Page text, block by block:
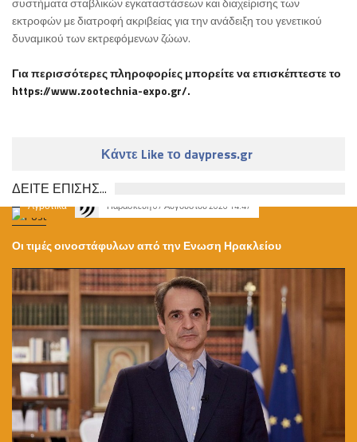
εκτροφών με διατροφή ακριβείας για την ανάδειξη του γενετικού
δυναμικού των εκτρεφόμενων ζώων.
Για περισσότερες πληροφορίες μπορείτε να επισκέπτεστε το
https://www.zootechnia-expo.gr/.
Κάντε Like το daypress.gr
ΔΕΙΤΕ ΕΠΙΣΗΣ...
Αγροτικά Παρασκευή 07 Αυγούστου 2026 14:47
Οι τιμές οινοστάφυλων από την Ενωση Ηρακλείου